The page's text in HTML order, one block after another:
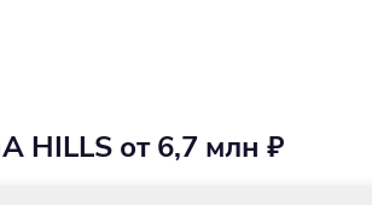
HILLS от 6,7 млн ₽